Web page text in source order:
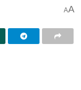
AA